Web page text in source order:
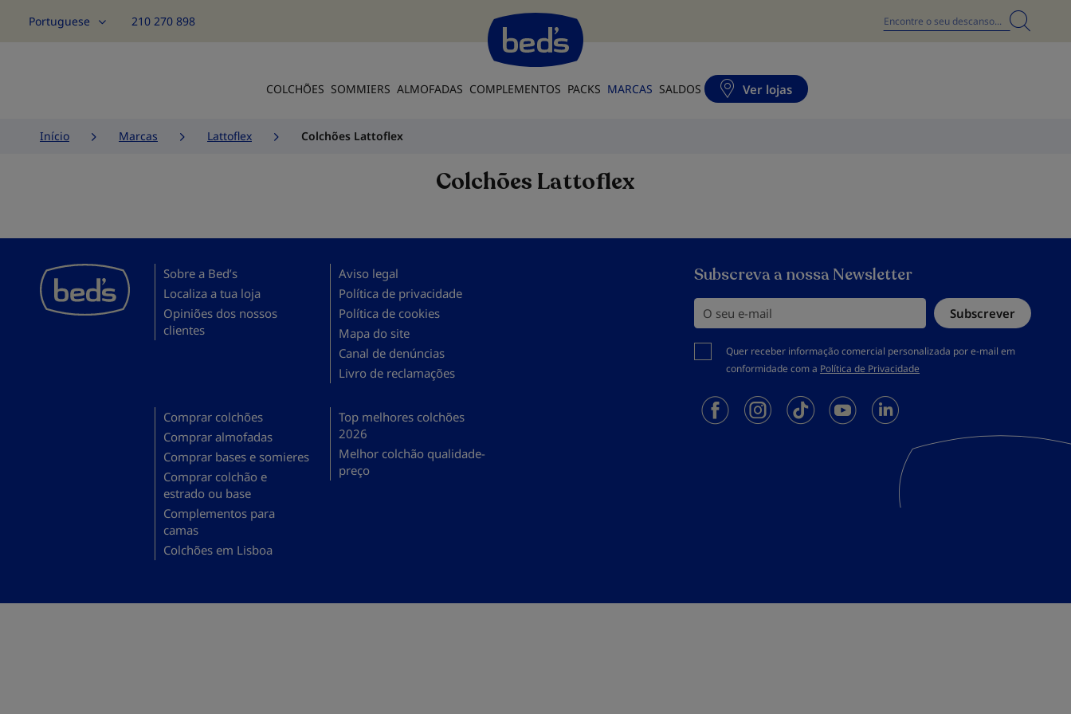
Idioma
Portuguese 210 270 898
COLCHÕES SOMMIERS ALMOFADAS COMPLEMENTOS PACKS MARCAS SALDOS Ver lojas
Início Marcas Lattoflex Colchões Lattoflex
Colchões Lattoflex
Sobre a Bed’s
Localiza a tua loja
Opiniões dos nossos
clientes
Aviso legal
Política de privacidade
Política de cookies
Mapa do site
Canal de denúncias
Livro de reclamações
Comprar colchões
Comprar almofadas
Comprar bases e somieres
Comprar colchão e
estrado ou base
Complementos para
camas
Colchões em Lisboa
Top melhores colchões
2026
Melhor colchão qualidade-
preço
Subscreva a nossa Newsletter
O seu e-mail Subscrever
Você deve aceitar a política de privacidade
Quer receber informação comercial personalizada por e-mail em
conformidade com a Política de Privacidade